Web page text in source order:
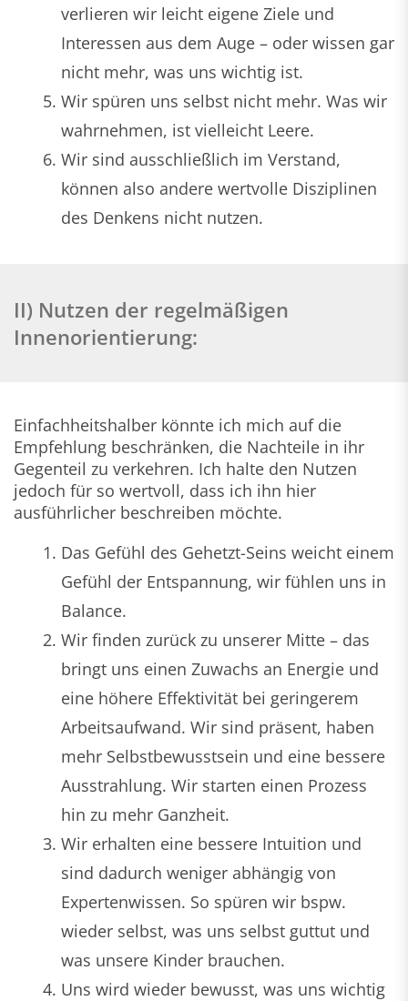
verlieren wir leicht eigene Ziele und
Interessen aus dem Auge – oder wissen gar
nicht mehr, was uns wichtig ist.
Wir spüren uns selbst nicht mehr. Was wir
wahrnehmen, ist vielleicht Leere.
Wir sind ausschließlich im Verstand,
können also andere wertvolle Disziplinen
des Denkens nicht nutzen.
II) Nutzen der regelmäßigen
Innenorientierung:
Einfachheitshalber könnte ich mich auf die
Empfehlung beschränken, die Nachteile in ihr
Gegenteil zu verkehren. Ich halte den Nutzen
jedoch für so wertvoll, dass ich ihn hier
ausführlicher beschreiben möchte.
Das Gefühl des Gehetzt-Seins weicht einem
Gefühl der Entspannung, wir fühlen uns in
Balance.
Wir finden zurück zu unserer Mitte – das
bringt uns einen Zuwachs an Energie und
eine höhere Effektivität bei geringerem
Arbeitsaufwand. Wir sind präsent, haben
mehr Selbstbewusstsein und eine bessere
Ausstrahlung. Wir starten einen Prozess
hin zu mehr Ganzheit.
Wir erhalten eine bessere Intuition und
sind dadurch weniger abhängig von
Expertenwissen. So spüren wir bspw.
wieder selbst, was uns selbst guttut und
was unsere Kinder brauchen.
Uns wird wieder bewusst, was uns wichtig